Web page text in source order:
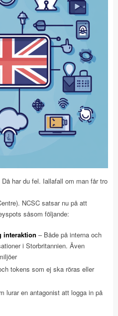
har du fel. Iallafall om man får tro
NCSC satsar nu på att
såsom följande:
interaktion – Både på interna och
i Storbritannien. Även
tokens som ej ska röras eller
lurar en antagonist att logga in på